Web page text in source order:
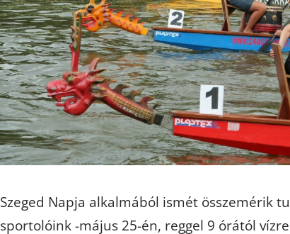
Szeged Napja alkalmából ismét összemérik
sportolóink -május 25-én, reggel 9 órától